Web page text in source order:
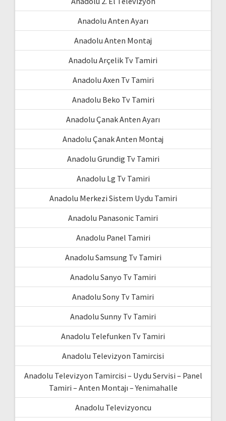
Anadolu Anten Ayarı
Anadolu Anten Montaj
Anadolu Arçelik Tv Tamiri
Anadolu Axen Tv Tamiri
Anadolu Beko Tv Tamiri
Anadolu Çanak Anten Ayarı
Anadolu Çanak Anten Montaj
Anadolu Grundig Tv Tamiri
Anadolu Lg Tv Tamiri
Anadolu Merkezi Sistem Uydu Tamiri
Anadolu Panasonic Tamiri
Anadolu Panel Tamiri
Anadolu Samsung Tv Tamiri
Anadolu Sanyo Tv Tamiri
Anadolu Sony Tv Tamiri
Anadolu Sunny Tv Tamiri
Anadolu Telefunken Tv Tamiri
Anadolu Televizyon Tamircisi
Anadolu Televizyon Tamircisi – Uydu Servisi – Panel
Tamiri – Anten Montajı – Yenimahalle
Anadolu Televizyoncu